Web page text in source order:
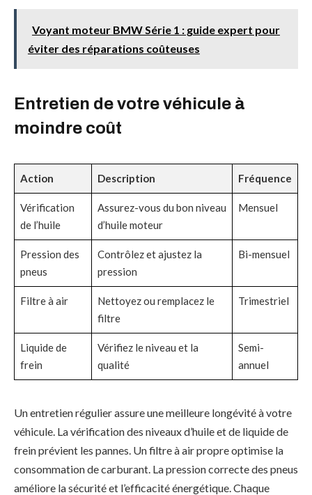
Voyant moteur BMW Série 1 : guide expert pour
éviter des réparations coûteuses
Entretien de votre véhicule à
moindre coût
Action Description Fréquence
Vérification
de l’huile
Assurez-vous du bon niveau
d’huile moteur
Mensuel
Pression des
pneus
Contrôlez et ajustez la
pression
Bi-mensuel
Filtre à air
Nettoyez ou remplacez le
filtre
Trimestriel
Liquide de
frein
Vérifiez le niveau et la
qualité
Semi-
annuel
Un entretien régulier assure une meilleure longévité à votre
véhicule. La vérification des niveaux d’huile et de liquide de
frein prévient les pannes. Un filtre à air propre optimise la
consommation de carburant. La pression correcte des pneus
améliore la sécurité et l’efficacité énergétique. Chaque